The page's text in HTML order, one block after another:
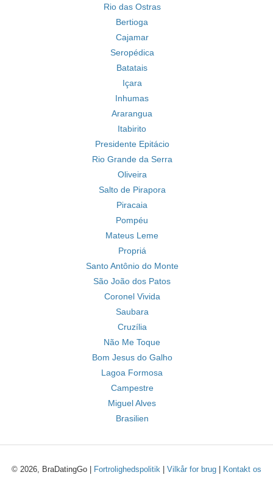
Rio das Ostras
Bertioga
Cajamar
Seropédica
Batatais
Içara
Inhumas
Ararangua
Itabirito
Presidente Epitácio
Rio Grande da Serra
Oliveira
Salto de Pirapora
Piracaia
Pompéu
Mateus Leme
Propriá
Santo Antônio do Monte
São João dos Patos
Coronel Vivida
Saubara
Cruzília
Não Me Toque
Bom Jesus do Galho
Lagoa Formosa
Campestre
Miguel Alves
Brasilien
© 2026, BraDatingGo | Fortrolighedspolitik Vilkår for brug Kontakt os